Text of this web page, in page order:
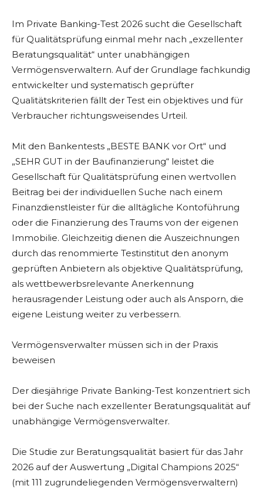
Im Private Banking-Test 2026 sucht die Gesellschaft
für Qualitätsprüfung einmal mehr nach „exzellenter
Beratungsqualität“ unter unabhängigen
Vermögensverwaltern. Auf der Grundlage fachkundig
entwickelter und systematisch geprüfter
Qualitätskriterien fällt der Test ein objektives und für
Verbraucher richtungsweisendes Urteil.
Mit den Bankentests „BESTE BANK vor Ort“ und
„SEHR GUT in der Baufinanzierung“ leistet die
Gesellschaft für Qualitätsprüfung einen wertvollen
Beitrag bei der individuellen Suche nach einem
Finanzdienstleister für die alltägliche Kontoführung
oder die Finanzierung des Traums von der eigenen
Immobilie. Gleichzeitig dienen die Auszeichnungen
durch das renommierte Testinstitut den anonym
geprüften Anbietern als objektive Qualitätsprüfung,
als wettbewerbsrelevante Anerkennung
herausragender Leistung oder auch als Ansporn, die
eigene Leistung weiter zu verbessern.
Vermögensverwalter müssen sich in der Praxis
beweisen
Der diesjährige Private Banking-Test konzentriert sich
bei der Suche nach exzellenter Beratungsqualität auf
unabhängige Vermögensverwalter.
Die Studie zur Beratungsqualität basiert für das Jahr
2026 auf der Auswertung „Digital Champions 2025“
(mit 111 zugrundeliegenden Vermögensverwaltern)